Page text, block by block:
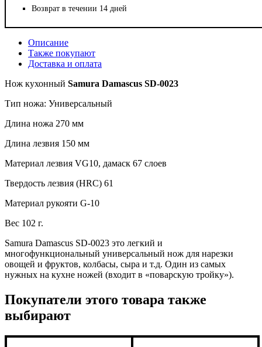
Возврат в течении 14 дней
Описание
Также покупают
Доставка и оплата
Нож кухонный Samura Damascus SD-0023
Тип ножа: Универсальный
Длина ножа 270 мм
Длина лезвия 150 мм
Материал лезвия VG10, дамаск 67 слоев
Твердость лезвия (HRC) 61
Материал рукояти G-10
Вес 102 г.
Samura Damascus SD-0023 это легкий и
многофункциональный универсальный нож для нарезки
овощей и фруктов, колбасы, сыра и т.д. Один из самых
нужных на кухне ножей (входит в «поварскую тройку»).
Покупатели этого товара также
выбирают